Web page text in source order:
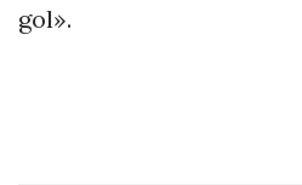
gol».